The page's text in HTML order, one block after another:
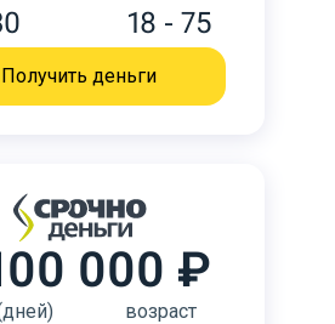
18 - 75
Получить деньги
000 ₽
возраст